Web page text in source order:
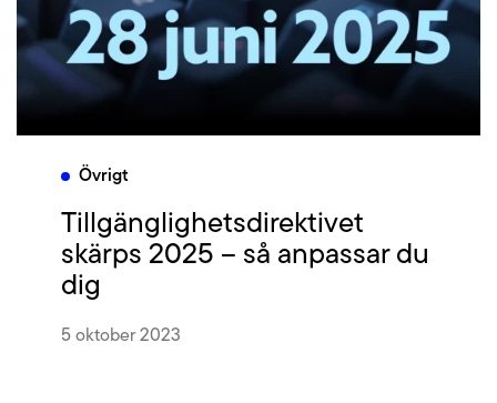
Övrigt
Tillgänglighetsdirektivet
skärps 2025 – så anpassar du
dig
5 oktober 2023